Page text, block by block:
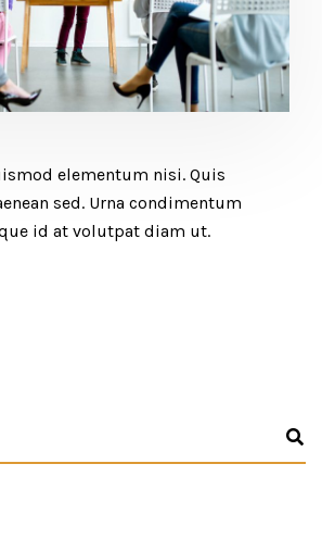
elementum nisi. Quis
sed. Urna condimentum
id at volutpat diam ut.